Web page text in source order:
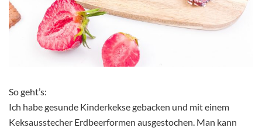
So geht’s:
Ich habe gesunde Kinderkekse gebacken und mit einem
Keksausstecher Erdbeerformen ausgestochen. Man kann